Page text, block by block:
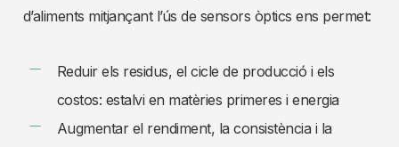
d’aliments mitjançant l’ús de sensors òptics ens permet:
Reduir els residus, el cicle de producció i els
costos: estalvi en matèries primeres i energia
Augmentar el rendiment, la consistència i la